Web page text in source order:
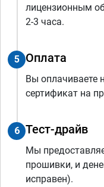
лицензионным
2-3 часа.
5 Оплата
Вы оплачиваете
сертификат на
6 Тест-драйв
Мы
прошивки, и
исправен).